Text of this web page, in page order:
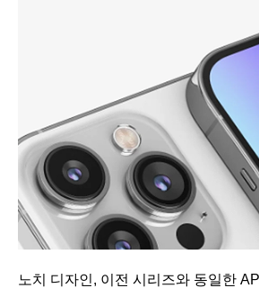
노치 디자인, 이전 시리즈와 동일한